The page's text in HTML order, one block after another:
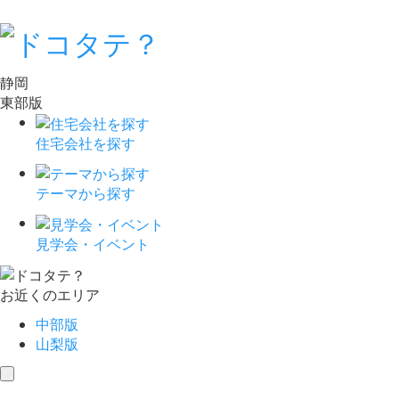
静岡
東部版
住宅会社を探す
テーマから探す
見学会・イベント
お近くのエリア
中部版
山梨版
toggle